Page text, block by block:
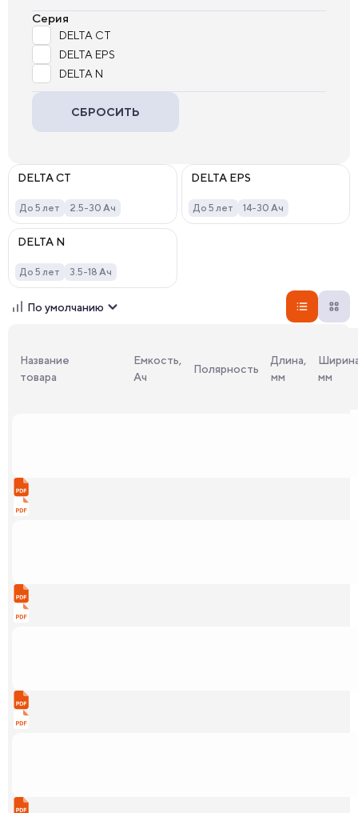
Серия
DELTA CT
DELTA EPS
DELTA N
СБРОСИТЬ
DELTA CT
До 5 лет 2.5-30 Ач
DELTA EPS
До 5 лет 14-30 Ач
DELTA N
До 5 лет 3.5-18 Ач
По умолчанию
Название
товара
Емкость,
Ач
Полярность
Длина,
мм
мм